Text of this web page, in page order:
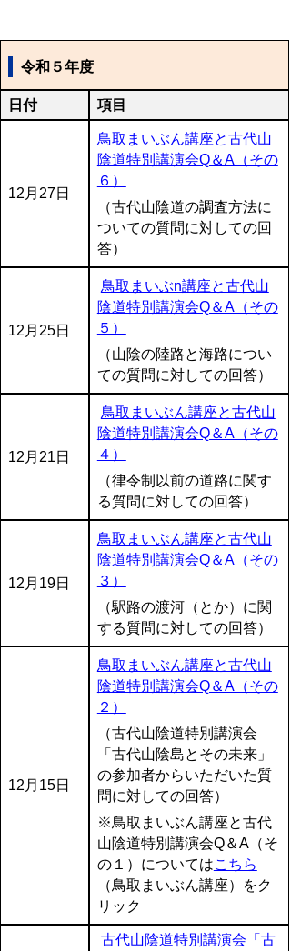
令和５年度
日付 項目
12月27日
鳥取まいぶん講座と古代山
陰道特別講演会Q＆A（その
６）
（古代山陰道の調査方法に
ついての質問に対しての回
答）
12月25日
鳥取まいぶn講座と古代山
陰道特別講演会Q＆A（その
５）
（山陰の陸路と海路につい
ての質問に対しての回答）
12月21日
鳥取まいぶん講座と古代山
陰道特別講演会Q＆A（その
４）
（律令制以前の道路に関す
る質問に対しての回答）
12月19日
鳥取まいぶん講座と古代山
陰道特別講演会Q＆A（その
３）
（駅路の渡河（とか）に関
する質問に対しての回答）
12月15日
鳥取まいぶん講座と古代山
陰道特別講演会Q＆A（その
２）
（古代山陰道特別講演会
「古代山陰島とその未来」
の参加者からいただいた質
問に対しての回答）
※鳥取まいぶん講座と古代
山陰道特別講演会Q＆A（そ
の１）についてはこちら
（鳥取まいぶん講座）をク
リック
古代山陰道特別講演会「古